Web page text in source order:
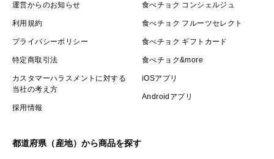
運営からのお知らせ
利用規約
プライバシーポリシー
特定商取引法
カスタマーハラスメントに対する
当社の考え方
採用情報
食べチョク コンシェルジュ
食べチョク フルーツセレクト
食べチョク ギフトカード
食べチョク&more
iOSアプリ
Androidアプリ
都道府県（産地）から商品を探す